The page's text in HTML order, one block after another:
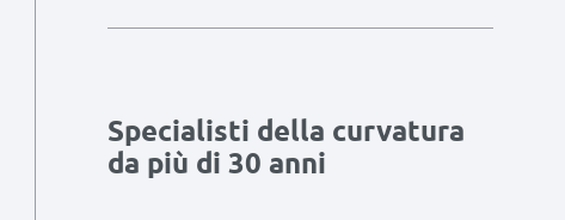
Specialisti della curvatura
da più di 30 anni